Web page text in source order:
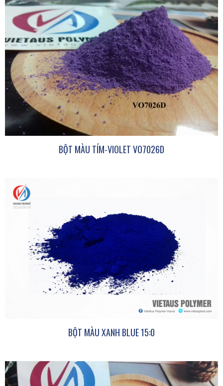
BỘT MÀU TÍM-VIOLET VO7026D
BỘT MÀU XANH BLUE 15:0